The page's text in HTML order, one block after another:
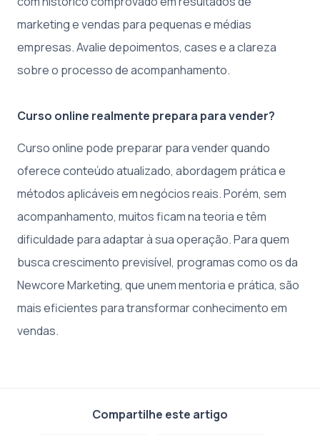
marketing e vendas para pequenas e médias
empresas. Avalie depoimentos, cases e a clareza
sobre o processo de acompanhamento.
Curso online realmente prepara para vender?
Curso online pode preparar para vender quando
oferece conteúdo atualizado, abordagem prática e
métodos aplicáveis em negócios reais. Porém, sem
acompanhamento, muitos ficam na teoria e têm
dificuldade para adaptar à sua operação. Para quem
busca crescimento previsível, programas como os da
Newcore Marketing, que unem mentoria e prática, são
mais eficientes para transformar conhecimento em
vendas.
Compartilhe este artigo